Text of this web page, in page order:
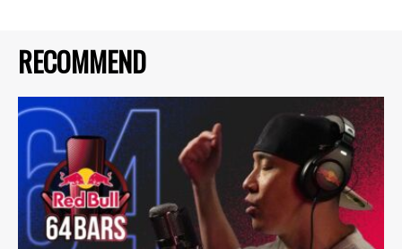
RECOMMEND